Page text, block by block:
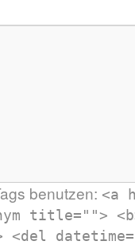
benutzen: <a
title="">